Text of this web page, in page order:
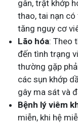
gân, trật khớp
thao, tai nạn
tăng nguy cơ
Lão hóa: Theo
đến tình trạng
thường gặp
các sụn khớp
gây ma sát và
Bệnh lý viêm
miễn, khi hệ